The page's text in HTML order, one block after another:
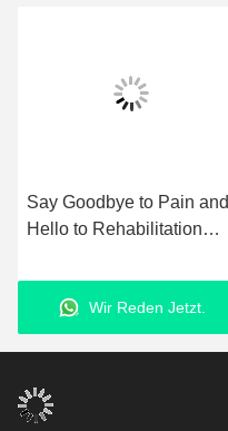
Fettverlust Lasertherapie
Maschine 980nm
Fettabsaugungsanlage
Wir Reden Jetzt.